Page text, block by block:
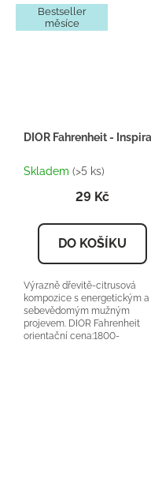
Bestseller
měsíce
DIOR Fahrenheit -
Skladem (>5 ks)
29 Kč
DO KOŠÍKU
Výrazně dřevitě-citrusová
kompozice s energetickým a
sebevědomým mužným
projevem. DIOR Fahrenheit
orientační cena:1800-